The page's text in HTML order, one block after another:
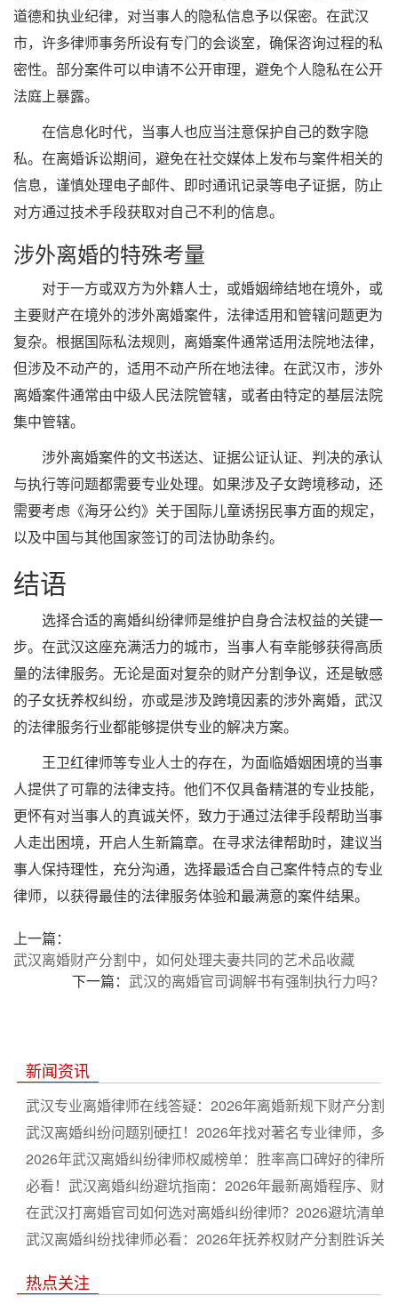
道德和执业纪律，对当事人的隐私信息予以保密。在武汉
市，许多律师事务所设有专门的会谈室，确保咨询过程的私
密性。部分案件可以申请不公开审理，避免个人隐私在公开
法庭上暴露。
在信息化时代，当事人也应当注意保护自己的数字隐
私。在离婚诉讼期间，避免在社交媒体上发布与案件相关的
信息，谨慎处理电子邮件、即时通讯记录等电子证据，防止
对方通过技术手段获取对自己不利的信息。
涉外离婚的特殊考量
对于一方或双方为外籍人士，或婚姻缔结地在境外，或
主要财产在境外的涉外离婚案件，法律适用和管辖问题更为
复杂。根据国际私法规则，离婚案件通常适用法院地法律，
但涉及不动产的，适用不动产所在地法律。在武汉市，涉外
离婚案件通常由中级人民法院管辖，或者由特定的基层法院
集中管辖。
涉外离婚案件的文书送达、证据公证认证、判决的承认
与执行等问题都需要专业处理。如果涉及子女跨境移动，还
需要考虑《海牙公约》关于国际儿童诱拐民事方面的规定，
以及中国与其他国家签订的司法协助条约。
结语
选择合适的离婚纠纷律师是维护自身合法权益的关键一
步。在武汉这座充满活力的城市，当事人有幸能够获得高质
量的法律服务。无论是面对复杂的财产分割争议，还是敏感
的子女抚养权纠纷，亦或是涉及跨境因素的涉外离婚，武汉
的法律服务行业都能够提供专业的解决方案。
王卫红律师等专业人士的存在，为面临婚姻困境的当事
人提供了可靠的法律支持。他们不仅具备精湛的专业技能，
更怀有对当事人的真诚关怀，致力于通过法律手段帮助当事
人走出困境，开启人生新篇章。在寻求法律帮助时，建议当
事人保持理性，充分沟通，选择最适合自己案件特点的专业
律师，以获得最佳的法律服务体验和最满意的案件结果。
上一篇：
武汉离婚财产分割中，如何处理夫妻共同的艺术品收藏
武汉的离婚官司调解书有强制执行力吗？
下一篇：
新闻资讯
武汉专业离婚律师在线答疑：2026年离婚新规下财产分割
与子女抚养权争取全流程指南
武汉离婚纠纷问题别硬扛！2026年找对著名专业律师，多
分财产争取抚养权更省心
2026年武汉离婚纠纷律师权威榜单：胜率高口碑好的律所
排名推荐
必看！武汉离婚纠纷避坑指南：2026年最新离婚程序、财
产分割及抚养权争夺深度解析
在武汉打离婚官司如何选对离婚纠纷律师？2026避坑清单
与谈判技巧合集
武汉离婚纠纷找律师必看：2026年抚养权财产分割胜诉关
热点关注